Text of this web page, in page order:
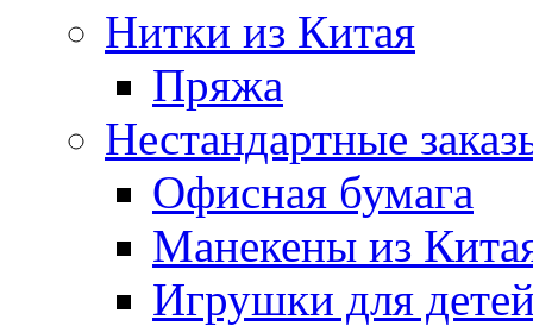
Нитки из Китая
Пряжа
Нестандартные
Офисная бумага
Манекены из
Игрушки для